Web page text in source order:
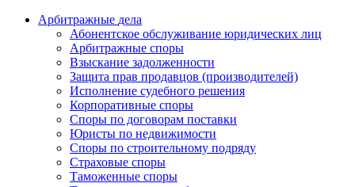
Арбитражные дела
Абонентское обслуживание юридических лиц
Арбитражные споры
Взыскание задолженности
Защита прав продавцов (производителей)
Исполнение судебного решения
Корпоративные споры
Споры по договорам поставки
Юристы по недвижимости
Споры по строительному подряду
Страховые споры
Таможенные споры